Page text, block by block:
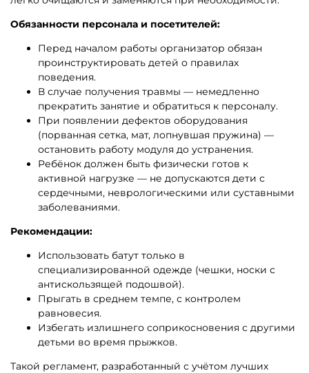
Обязанности персонала и посетителей:
Перед началом работы организатор обязан
проинструктировать детей о правилах
поведения.
В случае получения травмы — немедленно
прекратить занятие и обратиться к персоналу.
При появлении дефектов оборудования
(порванная сетка, мат, лопнувшая пружина) —
остановить работу модуля до устранения.
Ребёнок должен быть физически готов к
активной нагрузке — не допускаются дети с
сердечными, неврологическими или суставными
заболеваниями.
Рекомендации:
Использовать батут только в
специализированной одежде (чешки, носки с
антискользящей подошвой).
Прыгать в среднем темпе, с контролем
равновесия.
Избегать излишнего соприкосновения с другими
детьми во время прыжков.
Такой регламент, разработанный с учётом лучших